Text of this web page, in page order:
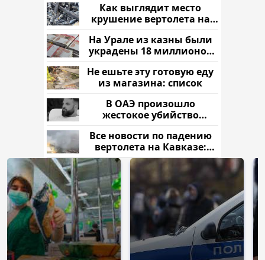
Как выглядит место
крушение вертолета на
Кавказе: смотреть
На Урале из казны были
украдены 18 миллионов
рублей
Не ешьте эту готовую еду
из магазина: список
В ОАЭ произошло
жестокое убийство
криптомиллионера
Все новости по падению
вертолета на Кавказе:
читать здесь